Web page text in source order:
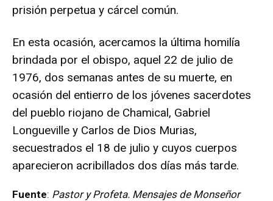
prisión perpetua y cárcel común.
En esta ocasión, acercamos la última homilía
brindada por el obispo, aquel 22 de julio de
1976, dos semanas antes de su muerte, en
ocasión del entierro de los jóvenes sacerdotes
del pueblo riojano de Chamical, Gabriel
Longueville y Carlos de Dios Murias,
secuestrados el 18 de julio y cuyos cuerpos
aparecieron acribillados dos días más tarde.
Fuente: Pastor y Profeta. Mensajes de Monseñor